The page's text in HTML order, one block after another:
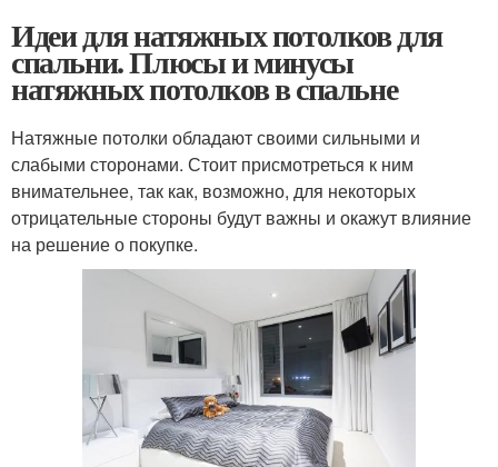
Идеи для натяжных потолков для
спальни. Плюсы и минусы
натяжных потолков в спальне
Натяжные потолки обладают своими сильными и
слабыми сторонами. Стоит присмотреться к ним
внимательнее, так как, возможно, для некоторых
отрицательные стороны будут важны и окажут влияние
на решение о покупке.